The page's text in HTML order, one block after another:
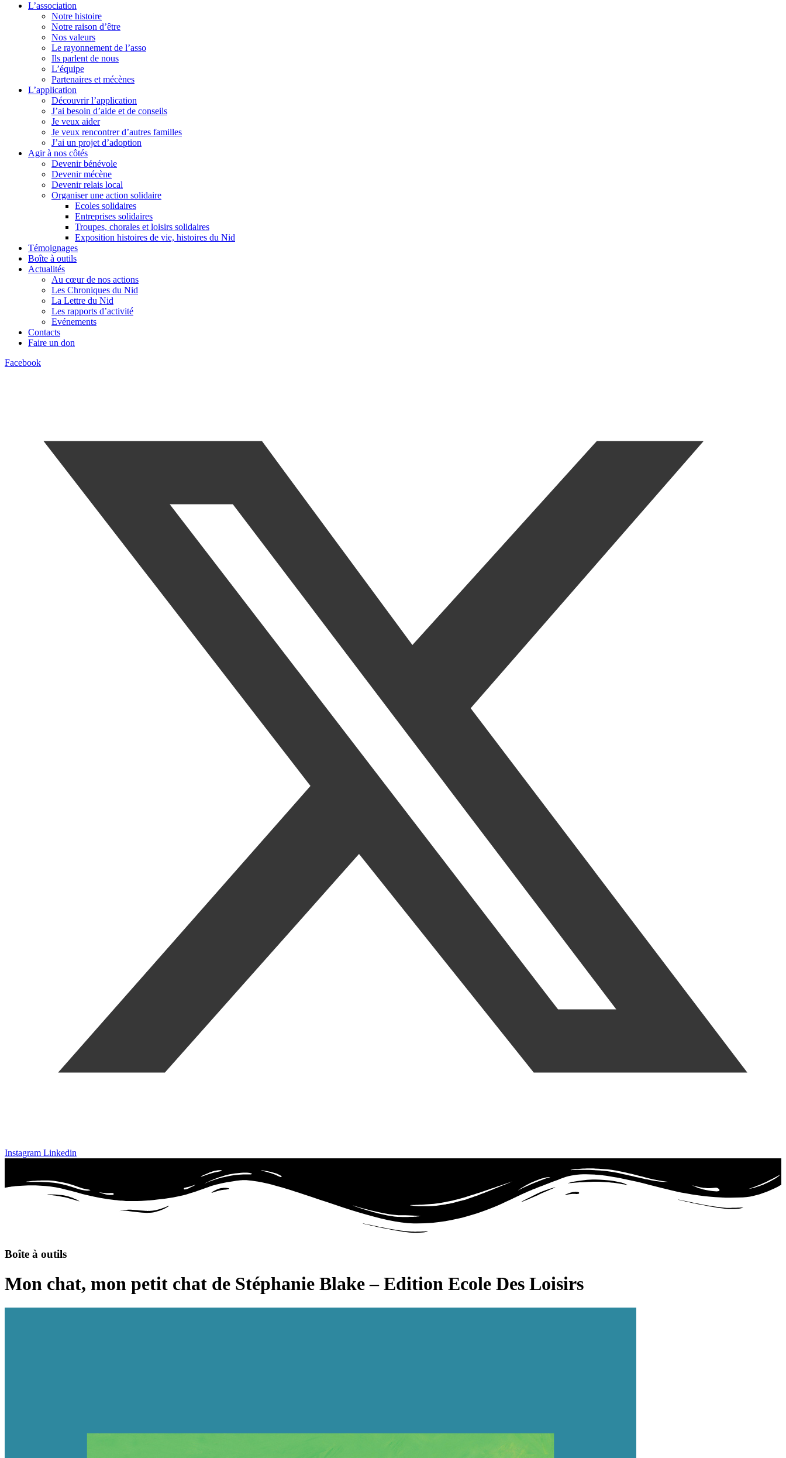
L’association
Notre histoire
Notre raison d’être
Nos valeurs
Le rayonnement de l’asso
Ils parlent de nous
L’équipe
Partenaires et mécènes
L’application
Découvrir l’application
J’ai besoin d’aide et de conseils
Je veux aider
Je veux rencontrer d’autres familles
J’ai un projet d’adoption
Agir à nos côtés
Devenir bénévole
Devenir mécène
Devenir relais local
Organiser une action solidaire
Ecoles solidaires
Entreprises solidaires
Troupes, chorales et loisirs solidaires
Exposition histoires de vie, histoires du Nid
Témoignages
Boîte à outils
Actualités
Au cœur de nos actions
Les Chroniques du Nid
La Lettre du Nid
Les rapports d’activité
Evénements
Contacts
Faire un don
Facebook
Instagram Linkedin
Boîte à outils
Mon chat, mon petit chat de Stéphanie Blake – Edition Ecole Des Loisirs